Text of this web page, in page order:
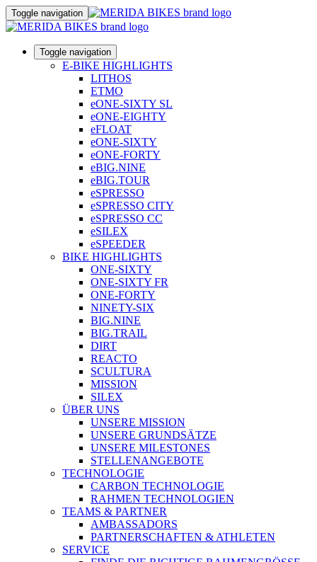
Toggle navigation
Toggle navigation
E-BIKE HIGHLIGHTS
LITHOS
ETMO
eONE-SIXTY SL
eONE-EIGHTY
eFLOAT
eONE-SIXTY
eONE-FORTY
eBIG.NINE
eBIG.TOUR
eSPRESSO
eSPRESSO CITY
eSPRESSO CC
eSILEX
eSPEEDER
BIKE HIGHLIGHTS
ONE-SIXTY
ONE-SIXTY FR
ONE-FORTY
NINETY-SIX
BIG.NINE
BIG.TRAIL
DIRT
REACTO
SCULTURA
MISSION
SILEX
ÜBER UNS
UNSERE MISSION
UNSERE GRUNDSÄTZE
UNSERE MILESTONES
STELLENANGEBOTE
TECHNOLOGIE
CARBON TECHNOLOGIE
RAHMEN TECHNOLOGIEN
TEAMS & PARTNER
AMBASSADORS
PARTNERSCHAFTEN & ATHLETEN
SERVICE